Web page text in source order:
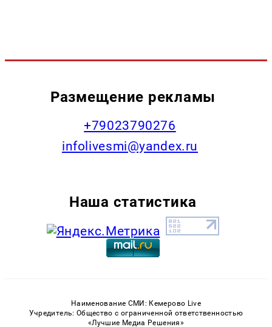
Размещение рекламы
+79023790276
infolivesmi@yandex.ru
Наша статистика
Наименование СМИ: Кемерово Live
Учредитель: Общество с ограниченной ответственностью
«Лучшие Медиа Решения»